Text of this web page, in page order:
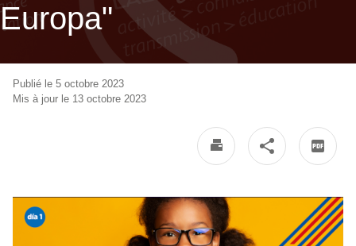
Europa"
Publié le 5 octobre 2023
Mis à jour le 13 octobre 2023